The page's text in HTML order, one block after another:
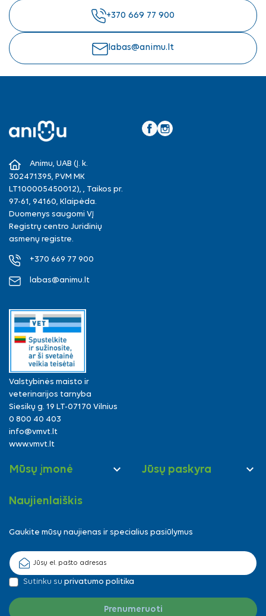
+370 669 77 900
labas@animu.lt
Animu, UAB (Į. k.
302471395, PVM MK
LT100005450012), , Taikos pr.
97-61, 94160, Klaipėda.
Duomenys saugomi VĮ
Registrų centro Juridinių
asmenų registre.
+370 669 77 900
labas@animu.lt
Valstybinės maisto ir
veterinarijos tarnyba
Siesikų g. 19 LT-07170 Vilnius
0 800 40 403
info@vmvt.lt
www.vmvt.lt
Mūsų įmonė  Jūsų paskyra 
Naujienlaiškis
Gaukite mūsų naujienas ir specialius pasiūlymus
Sutinku su privatumo politika